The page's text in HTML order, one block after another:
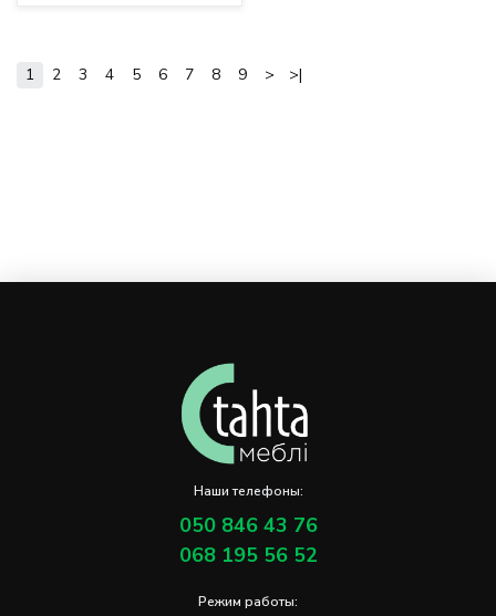
1 2 3 4 5 6 7 8 9 > >|
Наши телефоны:
050 846 43 76
068 195 56 52
Режим работы: